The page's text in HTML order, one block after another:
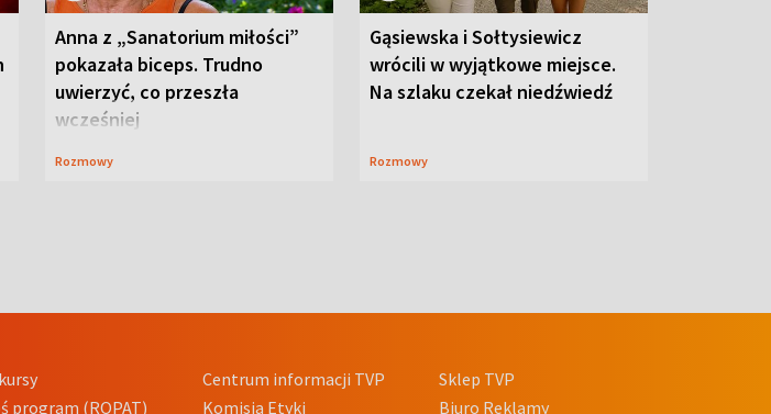
Anna z „Sanatorium miłości”
pokazała biceps. Trudno
uwierzyć, co przeszła
wcześniej
Rozmowy
Gąsiewska i Sołtysiewicz
wrócili w wyjątkowe miejsce.
Na szlaku czekał niedźwiedź
Rozmowy
program (ROPAT)
Centrum informacji TVP
Komisja Etyki
Sklep TVP
Biuro Reklamy